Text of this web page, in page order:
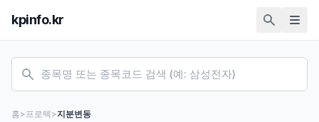
kpinfo.kr
홈>프로텍 >지분변동